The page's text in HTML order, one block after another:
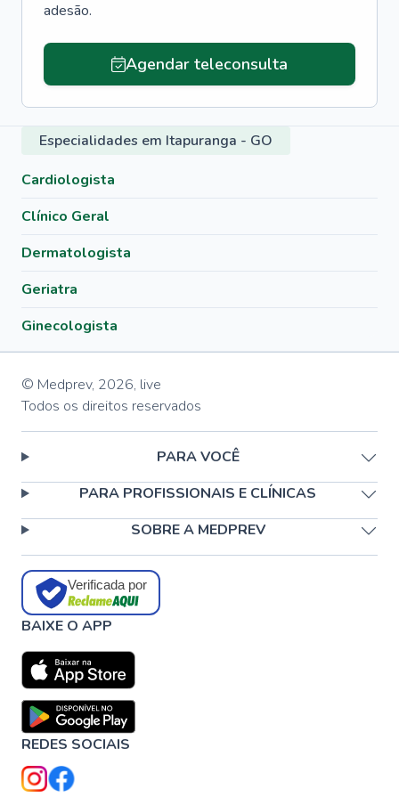
adesão.
Agendar teleconsulta
Especialidades em Itapuranga - GO
Cardiologista
Clínico Geral
Dermatologista
Geriatra
Ginecologista
© Medprev, 2026, live
Todos os direitos reservados
PARA VOCÊ
PARA PROFISSIONAIS E CLÍNICAS
SOBRE A MEDPREV
Verificada por
BAIXE O APP
REDES SOCIAIS